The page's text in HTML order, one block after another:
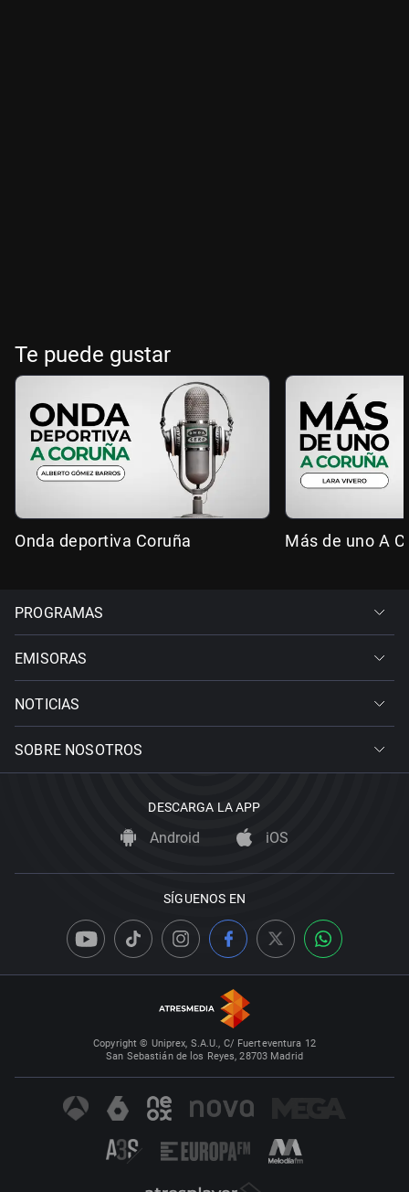
Te puede gustar
Onda deportiva Coruña Más de uno A
PROGRAMAS
EMISORAS
NOTICIAS
SOBRE NOSOTROS
DESCARGA LA APP
Android iOS
SÍGUENOS EN
Copyright © Uniprex, S.A.U., C/ Fuerteventura 12
San Sebastián de los Reyes, 28703 Madrid